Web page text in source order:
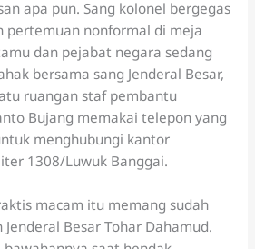
apa pun. Sang kolonel bergegas
nonformal di meja
dan pejabat negara sedang
bersama sang Jenderal Besar,
ruangan staf pembantu
Bujang memakai telepon yang
menghubungi kantor
1308/Luwuk Banggai.
macam itu memang sudah
Besar Tohar Dahamud.